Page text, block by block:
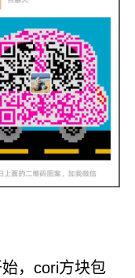
，cori方块包